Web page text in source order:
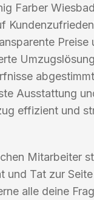
Farber
Preise
Ausstattung
effizient und
Mitarbeiter
und Tat zur
alle deine